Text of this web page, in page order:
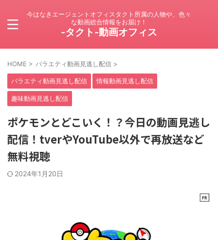
今はなきエージェントオフィスタクト所属の人物や、色々
な動画総合情報をお届け！
-タクト-動画オフィス
HOME > バラエティ動画見逃し配信 >
バラエティ動画見逃し配信 情報動画見逃し配信
趣味動画見逃し配信
ポケモンとどこいく！？今日の動画見逃し
配信！tverやYouTube以外で再放送など
無料視聴
2024年1月20日